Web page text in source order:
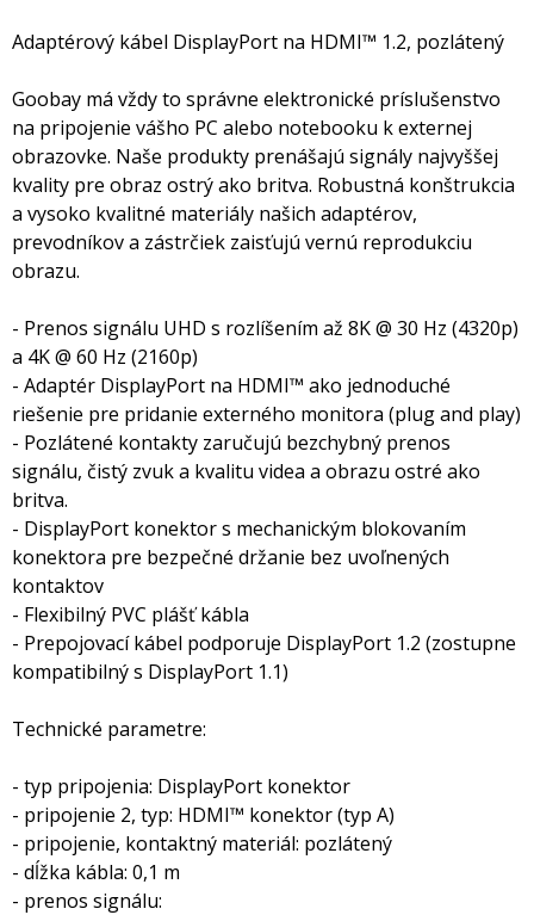
Adaptérový kábel DisplayPort na HDMI™ 1.2, pozlátený
Goobay má vždy to správne elektronické príslušenstvo
na pripojenie vášho PC alebo notebooku k externej
obrazovke. Naše produkty prenášajú signály najvyššej
kvality pre obraz ostrý ako britva. Robustná konštrukcia
a vysoko kvalitné materiály našich adaptérov,
prevodníkov a zástrčiek zaisťujú vernú reprodukciu
obrazu.
- Prenos signálu UHD s rozlíšením až 8K @ 30 Hz (4320p)
a 4K @ 60 Hz (2160p)
- Adaptér DisplayPort na HDMI™ ako jednoduché
riešenie pre pridanie externého monitora (plug and play)
- Pozlátené kontakty zaručujú bezchybný prenos
signálu, čistý zvuk a kvalitu videa a obrazu ostré ako
britva.
- DisplayPort konektor s mechanickým blokovaním
konektora pre bezpečné držanie bez uvoľnených
kontaktov
- Flexibilný PVC plášť kábla
- Prepojovací kábel podporuje DisplayPort 1.2 (zostupne
kompatibilný s DisplayPort 1.1)
Technické parametre:
- typ pripojenia: DisplayPort konektor
- pripojenie 2, typ: HDMI™ konektor (typ A)
- pripojenie, kontaktný materiál: pozlátený
- dĺžka kábla: 0,1 m
- prenos signálu: